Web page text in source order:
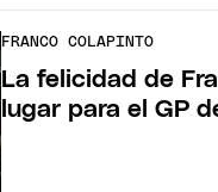
FRANCO COLAPINTO
La felicidad de
lugar para el GP